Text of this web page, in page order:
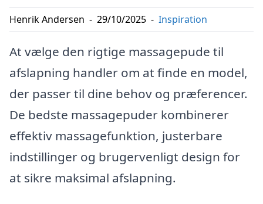
Henrik Andersen - 29/10/2025 - Inspiration
At vælge den rigtige massagepude til
afslapning handler om at finde en model,
der passer til dine behov og præferencer.
De bedste massagepuder kombinerer
effektiv massagefunktion, justerbare
indstillinger og brugervenligt design for
at sikre maksimal afslapning.